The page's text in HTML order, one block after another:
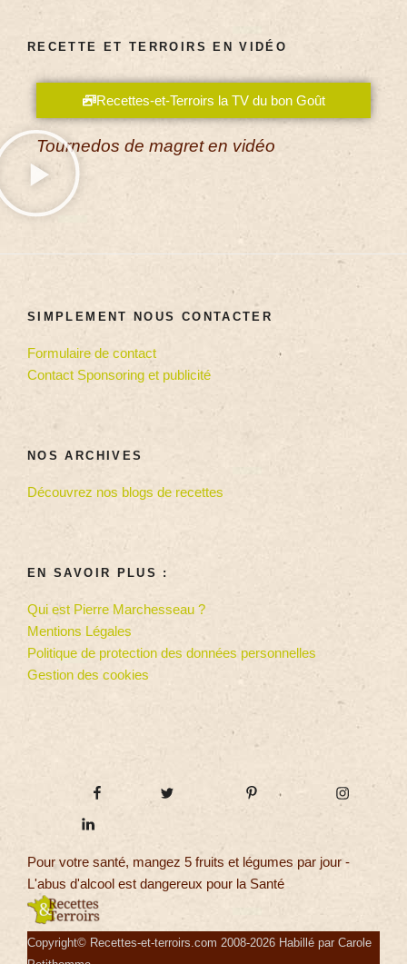
RECETTE ET TERROIRS EN VIDÉO
Recettes-et-Terroirs la TV du bon Goût
Tournedos de magret en vidéo
SIMPLEMENT NOUS CONTACTER
Formulaire de contact
Contact Sponsoring et publicité
NOS ARCHIVES
Découvrez nos blogs de recettes
EN SAVOIR PLUS :
Qui est Pierre Marchesseau ?
Mentions Légales
Politique de protection des données personnelles
Gestion des cookies
Pour votre santé, mangez 5 fruits et légumes par jour -
L'abus d'alcool est dangereux pour la Santé
Copyright© Recettes-et-terroirs.com 2008-2026 Habillé par Carole